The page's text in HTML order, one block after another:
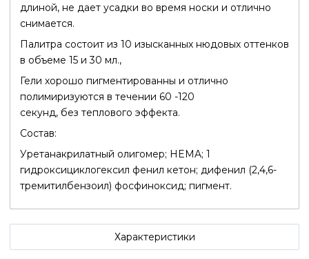
длиной, не дает усадки во время носки и отлично
снимается.
Палитра состоит из 10 изысканных нюдовых оттенков
в объеме 15 и 30 мл.,
Гели хорошо пигментированны и отлично
полимиризуются в течении 60 -120
секунд, без теплового эффекта.
Состав:
Уретанакрилатный олигомер; HEMA; 1
гидроксициклогексил фенил кетон; дифенил (2,4,6-
тремитилбензоил) фосфиноксид; пигмент.
Характеристики